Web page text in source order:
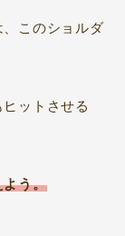
このショルダ
ットさせる
よう。